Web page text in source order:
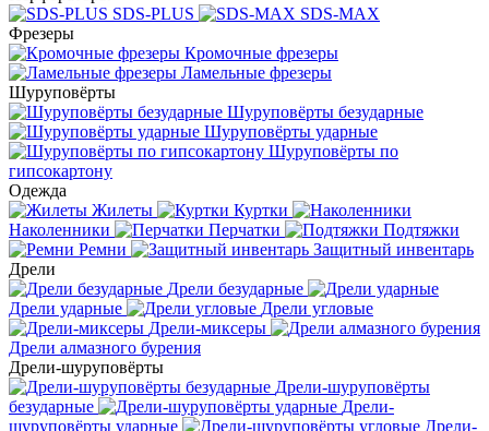
SDS-PLUS
SDS-MAX
Фрезеры
Кромочные фрезеры
Ламельные фрезеры
Шуруповёрты
Шуруповёрты безударные
Шуруповёрты ударные
Шуруповёрты по
гипсокартону
Одежда
Жилеты
Куртки
Наколенники
Перчатки
Подтяжки
Ремни
Защитный инвентарь
Дрели
Дрели безударные
Дрели ударные
Дрели угловые
Дрели-миксеры
Дрели алмазного бурения
Дрели-шуруповёрты
Дрели-шуруповёрты
безударные
Дрели-
шуруповёрты ударные
Дрели-